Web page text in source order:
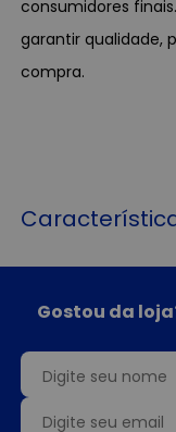
consumidores
garantir qualidade,
compra.
Gostou da